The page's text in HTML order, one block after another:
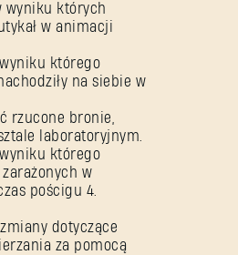
wyniku których
w animacji
wyniku którego
na siebie w
rzucone bronie,
laboratoryjnym.
wyniku którego
w
pościgu 4.
zmiany dotyczące
za pomocą